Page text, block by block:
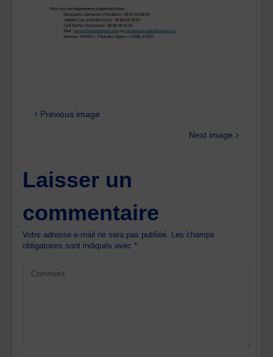
Previous image
Next image
Laisser un
commentaire
Votre adresse e-mail ne sera pas publiée. Les champs
obligatoires sont indiqués avec*